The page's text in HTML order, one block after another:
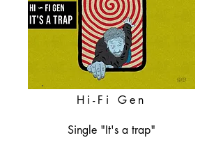
Hi-Fi Gen
Single "It's a trap"